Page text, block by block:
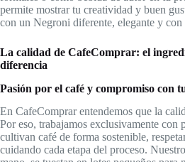
permite mostrar tu creatividad y buen
con un Negroni diferente, elegante y con
La calidad de CafeComprar: el
diferencia
Pasión por el café y compromiso con
En CafeComprar entendemos que la
Por eso, trabajamos exclusivamente con
cultivan café de forma sostenible,
cuidando cada etapa del proceso.